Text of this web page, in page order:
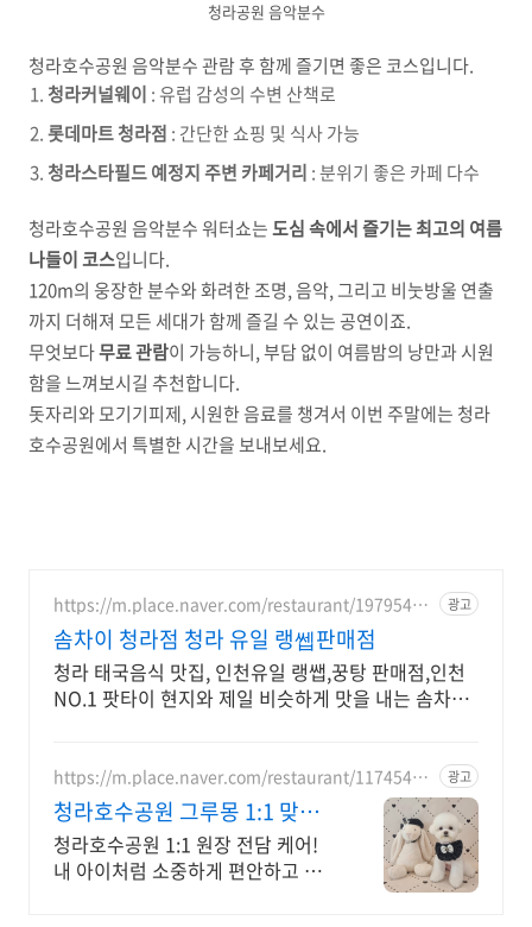
청라공원 음악분수
청라호수공원 음악분수 관람 후 함께 즐기면 좋은 코스입니다.
청라커널웨이 : 유럽 감성의 수변 산책로
롯데마트 청라점 : 간단한 쇼핑 및 식사 가능
청라스타필드 예정지 주변 카페거리 : 분위기 좋은 카페 다수
청라호수공원 음악분수 워터쇼는도심 속에서 즐기는 최고의 여름
나들이 코스입니다.
120m의 웅장한 분수와 화려한 조명, 음악, 그리고 비눗방울 연출
까지 더해져 모든 세대가 함께 즐길 수 있는 공연이죠.
무엇보다무료 관람이 가능하니, 부담 없이 여름밤의 낭만과 시원
함을 느껴보시길 추천합니다.
돗자리와 모기기피제, 시원한 음료를 챙겨서 이번 주말에는 청라
호수공원에서 특별한 시간을 보내보세요.
https://m.place.naver.com/restaurant/19795405
41
광고
솜차이 청라점 청라 유일 랭쎕판매점
청라 태국음식 맛집, 인천유일 랭쌥,꿍탕 판매점,인천
NO.1 팟타이 현지와 제일 비슷하게 맛을 내는 솜차이
https://m.place.naver.com/restaurant/11745458
73
광고
청라호수공원 그루몽 1:1 맞춤
케어 미용실
청라호수공원 1:1 원장 전담 케어!
내 아이처럼 소중하게 편안하고 안